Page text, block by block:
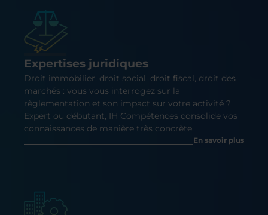
Expertises juridiques
Droit immobilier, droit social, droit fiscal, droit des
marchés : vous vous interrogez sur la
règlementation et son impact sur votre activité ?
Expert ou débutant, IH Compétences consolide vos
connaissances de manière très concrète.
En savoir plus